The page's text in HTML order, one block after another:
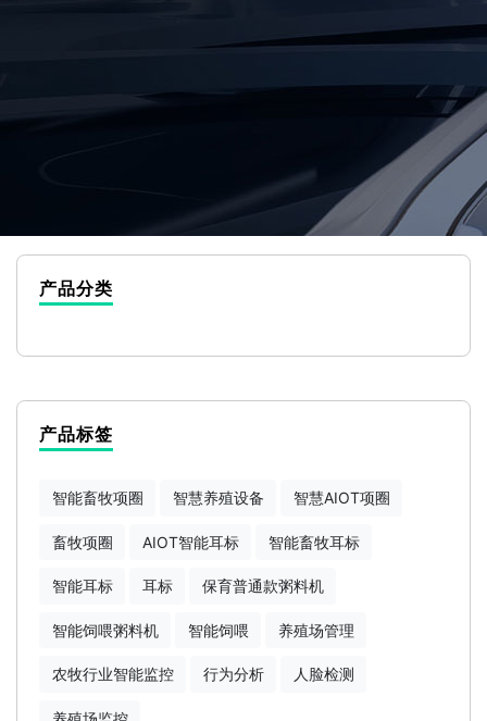
产品分类
产品标签
智能畜牧项圈 智慧养殖设备 智慧AIOT项圈
畜牧项圈 AIOT智能耳标 智能畜牧耳标
智能耳标 耳标 保育普通款粥料机
智能饲喂粥料机 智能饲喂 养殖场管理
农牧行业智能监控 行为分析 人脸检测